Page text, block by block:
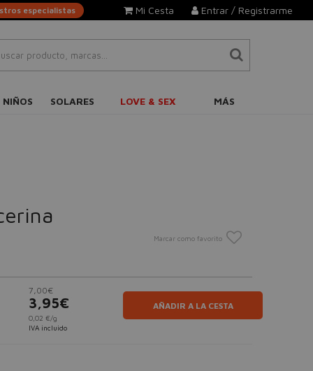
especialistas Entrar / Registrarme
Mi Cesta
SOLARES LOVE & SEX MÁS
Marcar como favorito
7,00€
3,95€
0,02 €/g
IVA incluido
AÑADIR A LA CESTA